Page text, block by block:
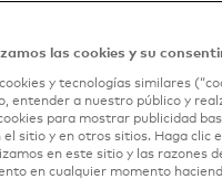
las cookies y su
y tecnologías similares
entender a nuestro público y
para mostrar publicidad
el sitio y en otros sitios. Haga clic
en este sitio y las razones
en cualquier momento